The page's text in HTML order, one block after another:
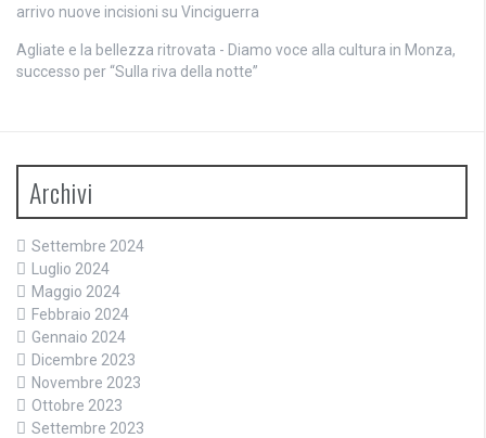
arrivo nuove incisioni su Vinciguerra
Agliate e la bellezza ritrovata - Diamo voce alla cultura in Monza,
successo per “Sulla riva della notte”
Archivi
Settembre 2024
Luglio 2024
Maggio 2024
Febbraio 2024
Gennaio 2024
Dicembre 2023
Novembre 2023
Ottobre 2023
Settembre 2023